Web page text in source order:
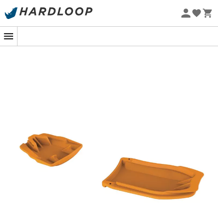
Promoções de verão 🔥 -5% EXTRA a partir de 2 produtos*
A marca Petzl fez questão de confeccionar o Leopard; o
nan extremamente durável para limitar o acúmulo de
neve sob seus crampons durante suas sessões de
Práticos e indispensáveis, eles limitam assim o risco de
escorregões e quedas acidentais quando você está se